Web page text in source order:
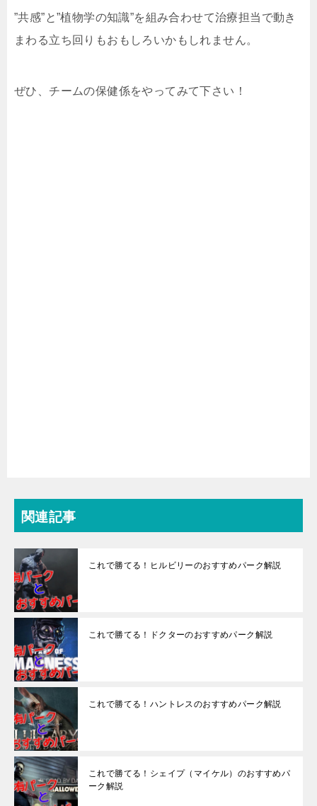
”共感”と”植物学の知識”を組み合わせて治療担当で動き
まわる立ち回りもおもしろいかもしれません。
ぜひ、チームの保健係をやってみて下さい！
関連記事
これで勝てる！ヒルビリーのおすすめパーク解説
これで勝てる！ドクターのおすすめパーク解説
これで勝てる！ハントレスのおすすめパーク解説
これで勝てる！シェイプ（マイケル）のおすすめパ
ーク解説